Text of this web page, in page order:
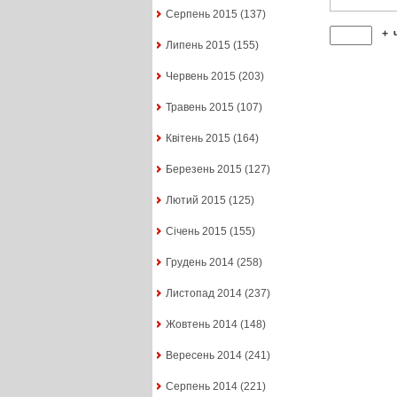
Серпень 2015 (137)
Липень 2015 (155)
Червень 2015 (203)
Травень 2015 (107)
Квітень 2015 (164)
Березень 2015 (127)
Лютий 2015 (125)
Січень 2015 (155)
Грудень 2014(258)
Листопад 2014(237)
Жовтень 2014(148)
Вересень 2014(241)
Серпень 2014(221)
+